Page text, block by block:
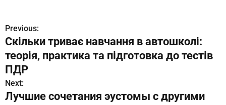
Н
а
в
и
Previous:
Скільки триває навчання в автошколі:
теорія, практика та підготовка до тестів
ПДР
Next:
Лучшие сочетания эустомы с другими